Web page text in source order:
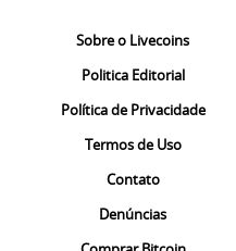
Sobre o Livecoins
Politica Editorial
Política de Privacidade
Termos de Uso
Contato
Denúncias